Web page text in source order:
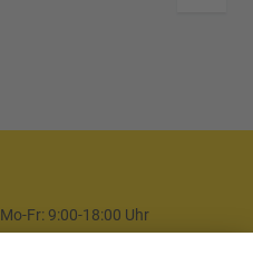
Mo-Fr: 9:00-18:00 Uhr